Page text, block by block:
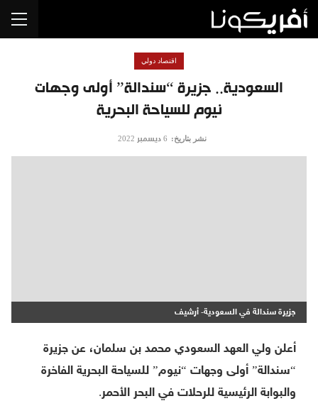
السعودية.. جزيرة “سندالة” أولى وجهات
نيوم للسياحة البحرية
اقتصاد دولي
نشر بتاريخ: 6 ديسمبر 2022
جزيرة سندالة في السعودية- أرشيف
أعلن ولي العهد السعودي محمد بن سلمان، عن جزيرة
“سندالة” أولى وجهات “نيوم” للسياحة البحرية الفاخرة
والبوابة الرئيسية للرحلات في البحر الأحمر.